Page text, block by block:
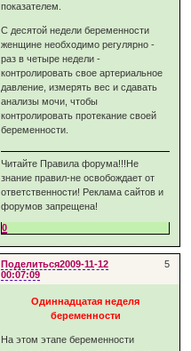
показателем.
С десятой недели беременности
женщине необходимо регулярно -
раз в четыре недели -
контролировать свое артериальное
давление, измерять вес и сдавать
анализы мочи, чтобы
контролировать протекание своей
беременности.
Читайте Правила форума!!!Не
знание правил-не освобождает от
ответственности! Реклама сайтов и
форумов запрещена!
0
Поделиться 5
2009-11-12
00:07:09
Одиннадцатая неделя
беременности
На этом этапе беременности